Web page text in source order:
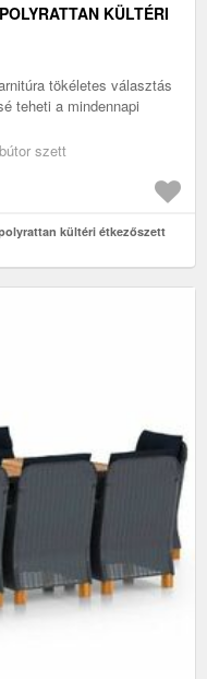
KÜLTÉRI
tökéletes választás
teheti a mindennapi
szett
kültéri étkezőszett